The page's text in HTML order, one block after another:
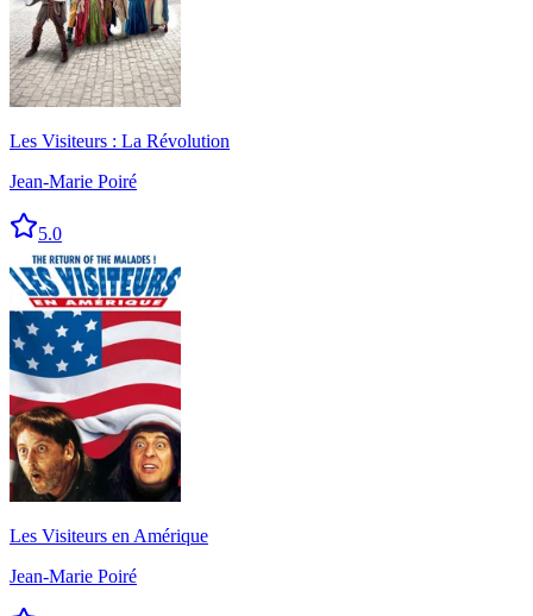
Les Visiteurs : La Révolution
Jean-Marie Poiré
5.0
Les Visiteurs en Amérique
Jean-Marie Poiré